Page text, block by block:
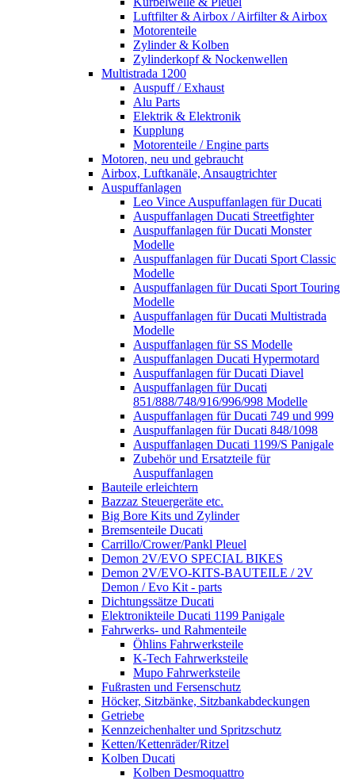
Luftfilter & Airbox / Airfilter & Airbox
Motorenteile
Zylinder & Kolben
Zylinderkopf & Nockenwellen
Multistrada 1200
Auspuff / Exhaust
Alu Parts
Elektrik & Elektronik
Kupplung
Motorenteile / Engine parts
Motoren, neu und gebraucht
Airbox, Luftkanäle, Ansaugtrichter
Auspuffanlagen
Leo Vince Auspuffanlagen für Ducati
Auspuffanlagen Ducati Streetfighter
Auspuffanlagen für Ducati Monster
Modelle
Auspuffanlagen für Ducati Sport Classic
Modelle
Auspuffanlagen für Ducati Sport Touring
Modelle
Auspuffanlagen für Ducati Multistrada
Modelle
Auspuffanlagen für SS Modelle
Auspuffanlagen Ducati Hypermotard
Auspuffanlagen für Ducati Diavel
Auspuffanlagen für Ducati
851/888/748/916/996/998 Modelle
Auspuffanlagen für Ducati 749 und 999
Auspuffanlagen für Ducati 848/1098
Auspuffanlagen Ducati 1199/S Panigale
Zubehör und Ersatzteile für
Auspuffanlagen
Bauteile erleichtern
Bazzaz Steuergeräte etc.
Big Bore Kits und Zylinder
Bremsenteile Ducati
Carrillo/Crower/Pankl Pleuel
Demon 2V/EVO SPECIAL BIKES
Demon 2V/EVO-KITS-BAUTEILE / 2V
Demon / Evo Kit - parts
Dichtungssätze Ducati
Elektronikteile Ducati 1199 Panigale
Fahrwerks- und Rahmenteile
Öhlins Fahrwerksteile
K-Tech Fahrwerksteile
Mupo Fahrwerksteile
Fußrasten und Fersenschutz
Höcker, Sitzbänke, Sitzbankabdeckungen
Getriebe
Kennzeichenhalter und Spritzschutz
Ketten/Kettenräder/Ritzel
Kolben Ducati
Kolben Desmoquattro